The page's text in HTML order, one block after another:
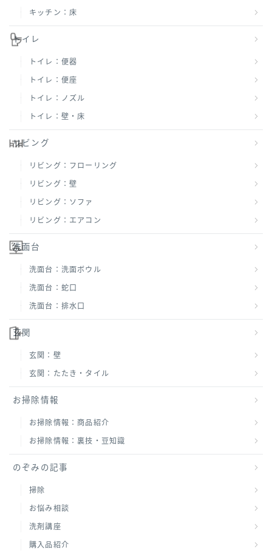
キッチン：床
トイレ
トイレ：便器
トイレ：便座
トイレ：ノズル
トイレ：壁・床
リビング
リビング：フローリング
リビング：壁
リビング：ソファ
リビング：エアコン
洗面台
洗面台：洗面ボウル
洗面台：蛇口
洗面台：排水口
玄関
玄関：壁
玄関：たたき・タイル
お掃除情報
お掃除情報：商品紹介
お掃除情報：裏技・豆知識
のぞみの記事
掃除
お悩み相談
洗剤講座
購入品紹介